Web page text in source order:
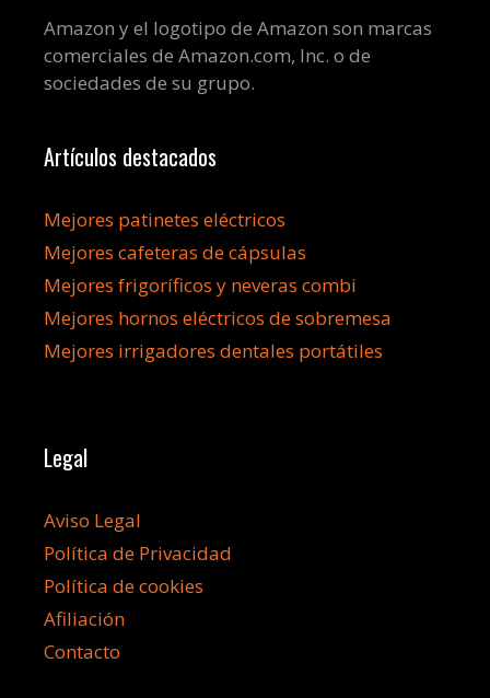
Amazon y el logotipo de Amazon son marcas
comerciales de Amazon.com, Inc. o de
sociedades de su grupo.
Artículos destacados
Mejores patinetes eléctricos
Mejores cafeteras de cápsulas
Mejores frigoríficos y neveras combi
Mejores hornos eléctricos de sobremesa
Mejores irrigadores dentales portátiles
Legal
Aviso Legal
Política de Privacidad
Política de cookies
Afiliación
Contacto